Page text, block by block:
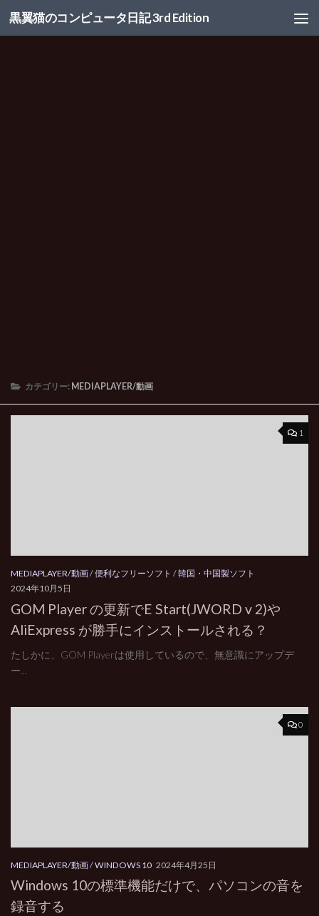
コンテンツへスキップ
黒翼猫のコンピュータ日記 3rd Edition
カテゴリー: MEDIAPLAYER/動画
1
MEDIAPLAYER/動画/便利なフリーソフト /韓国・中国製ソフト
2024年10月5日
GOM Player の更新でE Start(JWORD v 2)や
AliExpress が勝手にインストールされる？
たしかに、GOM Playerは使用しているので、無意識にアップデ
ー...
0
MEDIAPLAYER/動画/WINDOWS 10 2024年4月25日
Windows 10の標準機能だけで、パソコンの音を
録音する